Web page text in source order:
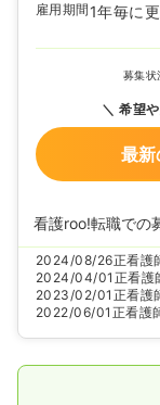
雇用期間 1年毎に
募集状
希望
最新
看護roo!転職での
2024/08/26正看護
2024/04/01 正看護
2023/02/01 正看護
2022/06/01 正看護